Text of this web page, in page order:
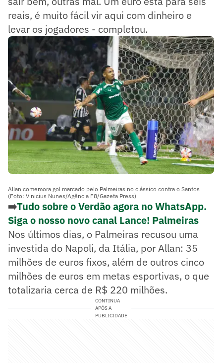
reais, é muito fácil vir aqui com dinheiro e
levar os jogadores - completou.
Allan comemora gol marcado pelo Palmeiras no clássico contra o Santos
(Foto: Vinicius Nunes/Agência F8/Gazeta Press)
➡️Tudo sobre o Verdão agora no WhatsApp.
Siga o nosso novo canal Lance! Palmeiras
Nos últimos dias, o Palmeiras recusou uma
investida do Napoli, da Itália, por Allan: 35
milhões de euros fixos, além de outros cinco
milhões de euros em metas esportivas, o que
totalizaria cerca de R$ 220 milhões.
CONTINUA
APÓS A
PUBLICIDADE